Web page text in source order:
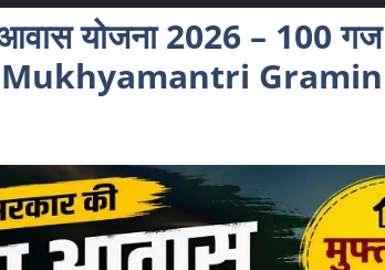
आवास योजना 2026 –
Gramin